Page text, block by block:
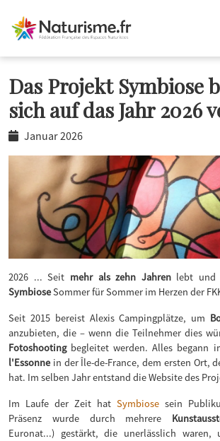
Das Projekt Symbiose
sich auf das Jahr 2026
Januar 2026
2026 ... Seit mehr als zehn Jahren lebt und
SymbioseSommer für Sommer im Herzen der
Seit 2015 bereist Alexis Campingplätze, um
anzubieten, die – wenn die Teilnehmer dies
Fotoshootingbegleitet werden. Alles begann
l'Essonne in der Île-de-France, dem ersten Ort,
hat. Im selben Jahr entstand die Website des
Im Laufe der Zeit hat Symbiose sein
Präsenz wurde durch mehrere
Euronat...) gestärkt, die unerlässlich waren,